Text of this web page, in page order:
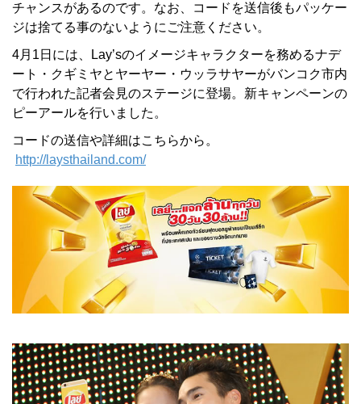
チャンスがあるのです。なお、コードを送信後もパッケー
ジは捨てる事のないようにご注意ください。
4月1日には、Lay’sのイメージキャラクターを務めるナデ
ート・クギミヤとヤーヤー・ウッラサヤーがバンコク市内
で行われた記者会見のステージに登場。新キャンペーンの
ピーアールを行いました。
コードの送信や詳細はこちらから。
http://laysthailand.com/